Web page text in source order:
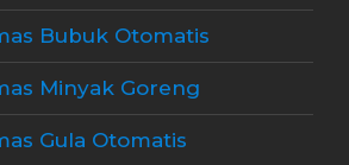
Bubuk Otomatis
Minyak Goreng
Gula Otomatis